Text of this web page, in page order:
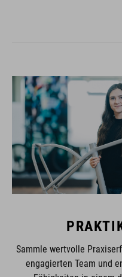
Sammle wertvolle
engagierten Team und